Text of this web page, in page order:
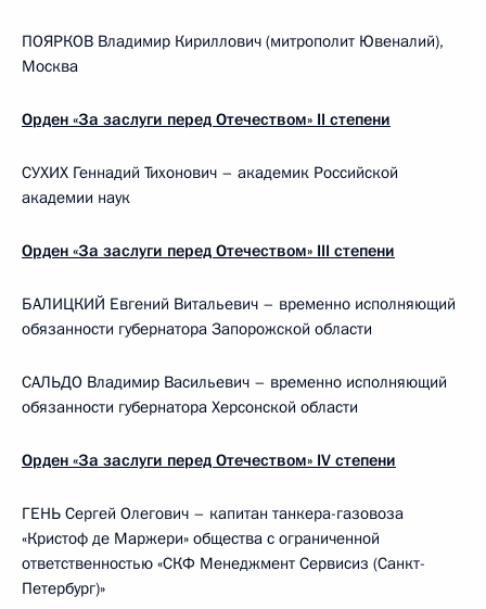
ПОЯРКОВ Владимир Кириллович (митрополит Ювеналий),
Москва
Орден «За заслуги перед Отечеством» II степени
СУХИХ Геннадий Тихонович – академик Российской
академии наук
Орден «За заслуги перед Отечеством» III степени
БАЛИЦКИЙ Евгений Витальевич – временно исполняющий
обязанности губернатора Запорожской области
САЛЬДО Владимир Васильевич – временно исполняющий
обязанности губернатора Херсонской области
Орден «За заслуги перед Отечеством» IV степени
ГЕНЬ Сергей Олегович – капитан танкера-газовоза
«Кристоф де Маржери» общества с ограниченной
ответственностью «СКФ Менеджмент Сервисиз (Санкт-
Петербург)»